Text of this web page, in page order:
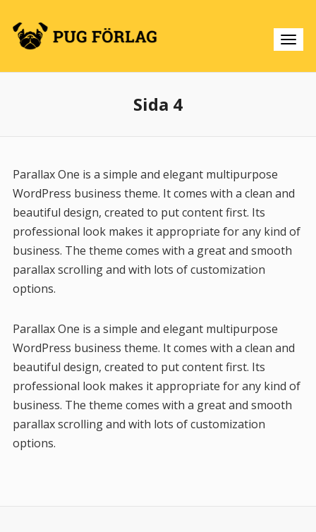
Sida 4
Parallax One is a simple and elegant multipurpose
WordPress business theme. It comes with a clean and
beautiful design, created to put content first. Its
professional look makes it appropriate for any kind of
business. The theme comes with a great and smooth
parallax scrolling and with lots of customization
options.
Parallax One is a simple and elegant multipurpose
WordPress business theme. It comes with a clean and
beautiful design, created to put content first. Its
professional look makes it appropriate for any kind of
business. The theme comes with a great and smooth
parallax scrolling and with lots of customization
options.